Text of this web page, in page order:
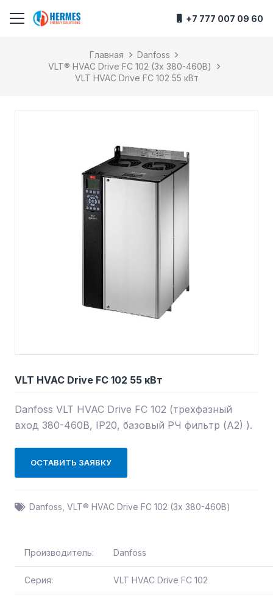
+7 777 007 09 60
Главная
Danfoss
VLT® HVAC Drive FC 102 (3х 380-460В)
VLT HVAC Drive FC 102 55 кВт
VLT HVAC Drive FC 102 55 кВт
Danfoss VLT HVAC Drive FC 102 (трехфазный
вход 380-460В, IP20, базовый РЧ фильтр (А2) ).
ОСТАВИТЬ ЗАЯВКУ
Danfoss VLT® HVAC Drive FC 102 (3х 380-460В)
Производитель: Danfoss
Серия: VLT HVAC Drive FC 102